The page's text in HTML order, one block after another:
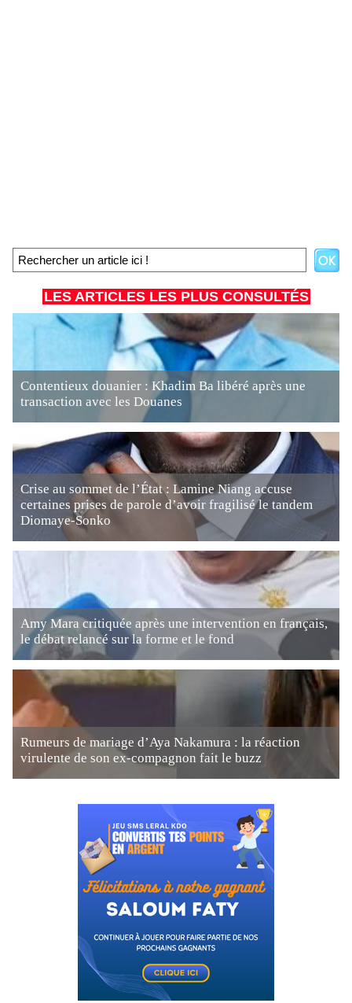
LES ARTICLES LES PLUS CONSULTÉS
Contentieux douanier : Khadim Ba libéré après une
transaction avec les Douanes
Crise au sommet de l’État : Lamine Niang accuse
certaines prises de parole d’avoir fragilisé le tandem
Diomaye-Sonko
Amy Mara critiquée après une intervention en français,
le débat relancé sur la forme et le fond
Rumeurs de mariage d’Aya Nakamura : la réaction
virulente de son ex-compagnon fait le buzz